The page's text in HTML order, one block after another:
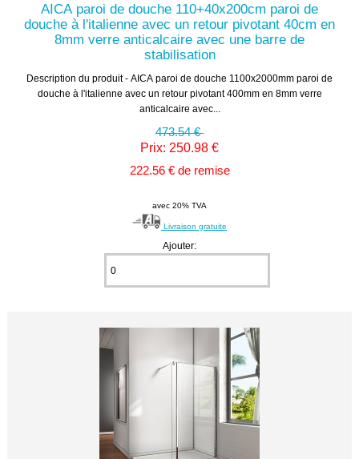
AICA paroi de douche 110+40x200cm paroi de
douche à l'italienne avec un retour pivotant 40cm en
8mm verre anticalcaire avec une barre de
stabilisation
Description du produit - AICA paroi de douche 1100x2000mm paroi de
douche à l'italienne avec un retour pivotant 400mm en 8mm verre
anticalcaire avec...
473.54 €
Prix: 250.98 €
222.56 € de remise
avec 20% TVA
Livraison gratuite
Ajouter: